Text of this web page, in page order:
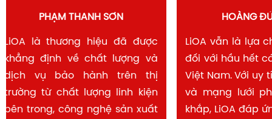
PHẠM THANH SƠN
LiOA là thương hiệu đã được
khẳng định về chất lượng và
dịch vụ bảo hành trên thị
trường từ chất lượng linh kiện
bên trong, công nghệ sản xuất
HOÀNG
LiOA vẫn là
đối với hầu
Việt Nam. Với
và mạng lưới
khắp, LiOA